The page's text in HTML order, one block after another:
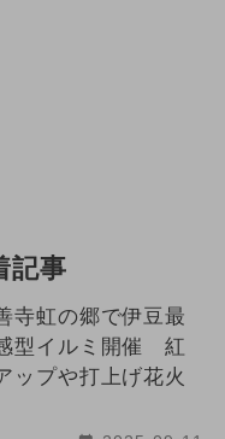
記事
寺虹の郷で伊豆最
型イルミ開催 紅
ップや打上げ花火